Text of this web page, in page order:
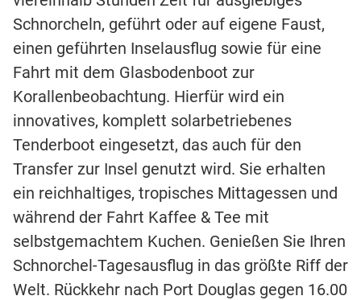
Schnorcheln, geführt oder auf eigene Faust,
einen geführten Inselausflug sowie für eine
Fahrt mit dem Glasbodenboot zur
Korallenbeobachtung. Hierfür wird ein
innovatives, komplett solarbetriebenes
Tenderboot eingesetzt, das auch für den
Transfer zur Insel genutzt wird. Sie erhalten
ein reichhaltiges, tropisches Mittagessen und
während der Fahrt Kaffee & Tee mit
selbstgemachtem Kuchen. Genießen Sie Ihren
Schnorchel-Tagesausflug in das größte Riff der
Welt. Rückkehr nach Port Douglas gegen 16.00